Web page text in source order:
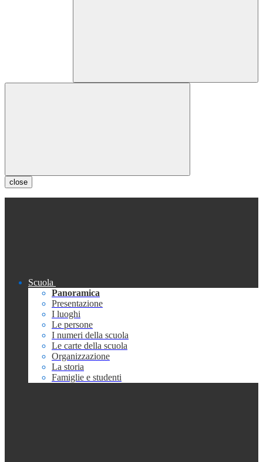
close
Scuola
Panoramica
Presentazione
I luoghi
Le persone
I numeri della scuola
Le carte della scuola
Organizzazione
La storia
Famiglie e studenti